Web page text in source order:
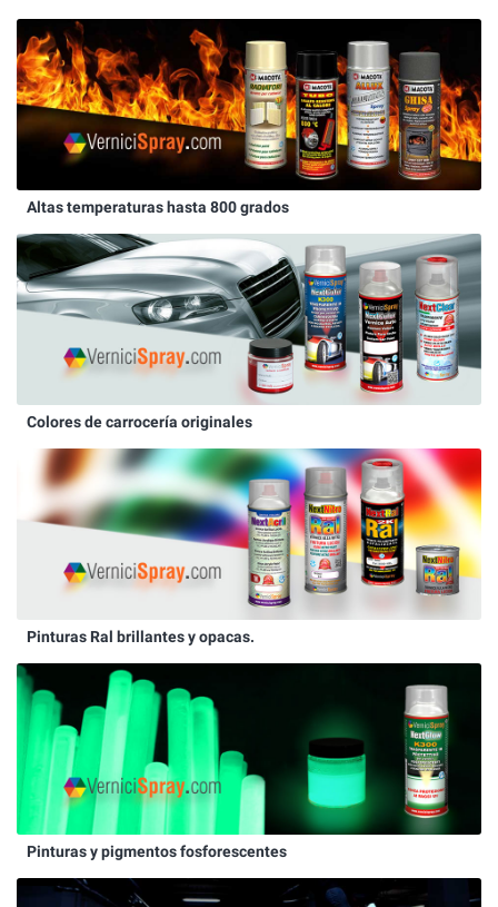
Altas temperaturas hasta 800 grados
Colores de carrocería originales
Pinturas Ral brillantes y opacas.
Pinturas y pigmentos fosforescentes